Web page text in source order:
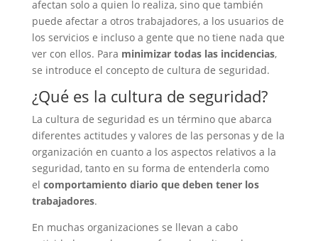
afectan solo a quien lo realiza, sino que también
puede afectar a otros trabajadores, a los usuarios de
los servicios e incluso a gente que no tiene nada que
ver con ellos. Para minimizar todas las incidencias,
se introduce el concepto de cultura de seguridad.
¿Qué es la cultura de seguridad?
La cultura de seguridad es un término que abarca
diferentes actitudes y valores de las personas y de la
organización en cuanto a los aspectos relativos a la
seguridad, tanto en su forma de entenderla como
el comportamiento diario que deben tener los
trabajadores.
En muchas organizaciones se llevan a cabo